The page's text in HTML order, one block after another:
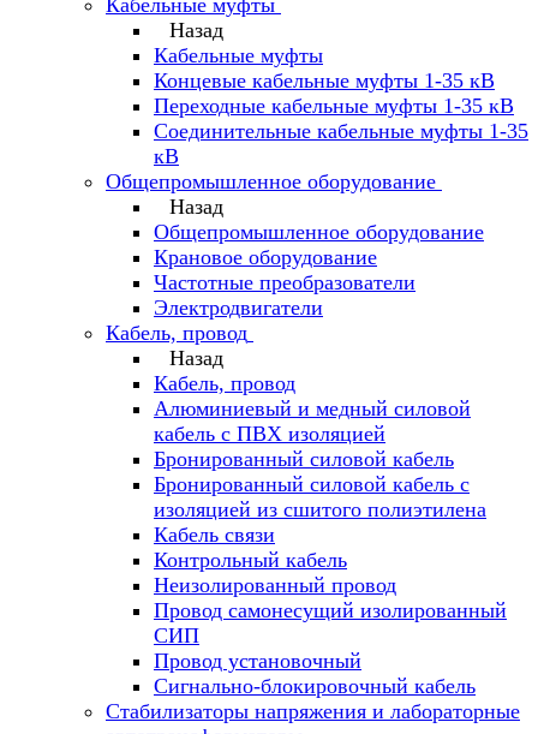
Кабельные муфты
Назад
Кабельные муфты
Концевые кабельные муфты 1-35 кВ
Переходные кабельные муфты 1-35 кВ
Соединительные кабельные муфты 1-35
кВ
Общепромышленное оборудование
Назад
Общепромышленное оборудование
Крановое оборудование
Частотные преобразователи
Электродвигатели
Кабель, провод
Назад
Кабель, провод
Алюминиевый и медный силовой
кабель с ПВХ изоляцией
Бронированный силовой кабель
Бронированный силовой кабель с
изоляцией из сшитого полиэтилена
Кабель связи
Контрольный кабель
Неизолированный провод
Провод самонесущий изолированный
СИП
Провод установочный
Сигнально-блокировочный кабель
Стабилизаторы напряжения и лабораторные